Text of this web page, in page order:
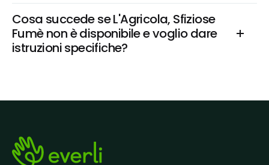
Cosa succede se L'Agricola, Sfiziose
Fumè non è disponibile e voglio dare
istruzioni specifiche?